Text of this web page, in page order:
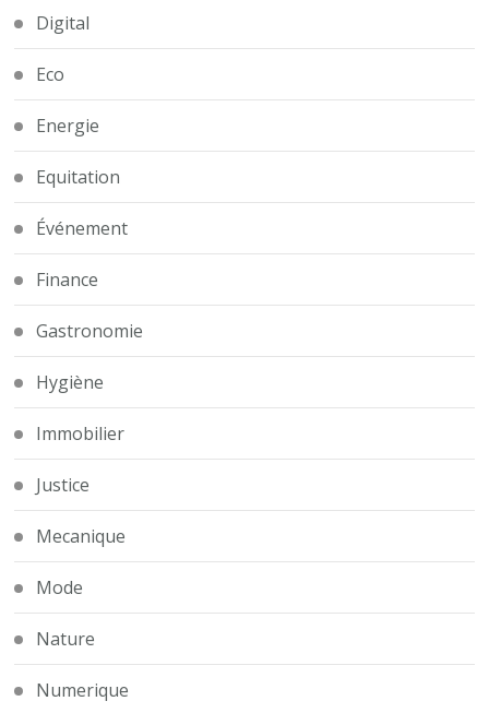
Digital
Eco
Energie
Equitation
Événement
Finance
Gastronomie
Hygiène
Immobilier
Justice
Mecanique
Mode
Nature
Numerique